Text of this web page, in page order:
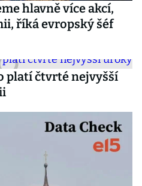
hlavně více akcí,
říká evropský šéf
platí čtvrté nejvyšší